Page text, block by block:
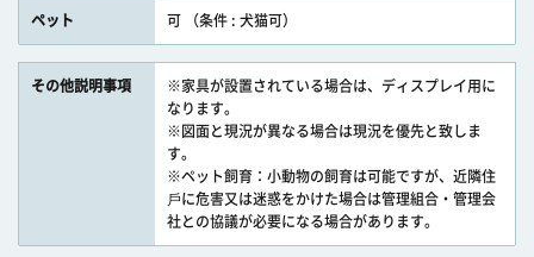
ペット 可 （条件 : 犬猫可）
その他説明事項
※家具が設置されている場合は、ディスプレイ用に
なります。
※図面と現況が異なる場合は現況を優先と致しま
す。
※ペット飼育：小動物の飼育は可能ですが、近隣住
⼾に危害又は迷惑をかけた場合は管理組合・管理会
社との協議が必要になる場合があります。